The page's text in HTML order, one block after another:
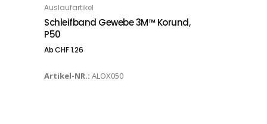
OPTIONS
Auslaufartikel
Schleifband Gewebe 3M™ Korund,
P50
AbCHF1.26
Artikel-NR.: ALOX050